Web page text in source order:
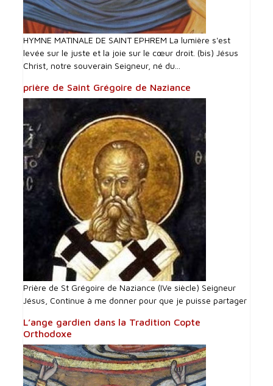
HYMNE MATINALE DE SAINT EPHREM La lumière s'est
levée sur le juste et la joie sur le cœur droit. (bis) Jésus
Christ, notre souverain Seigneur, né du...
prière de Saint Grégoire de Naziance
Prière de St Grégoire de Naziance (IVe siècle) Seigneur
Jésus, Continue à me donner pour que je puisse partager
L’ange gardien dans la Tradition Copte
Orthodoxe